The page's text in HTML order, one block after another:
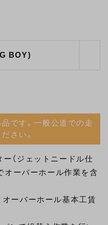
BOY)
です。一般公道での走
さい。
（ジェットニードル仕
オーバーホール作業を含
ーバーホール基本工賃